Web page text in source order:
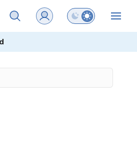
Preklopi barvni